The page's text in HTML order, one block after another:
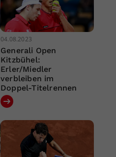
04.08.2023
Generali Open
Kitzbühel:
Erler/Miedler
verbleiben im
Doppel-Titelrennen